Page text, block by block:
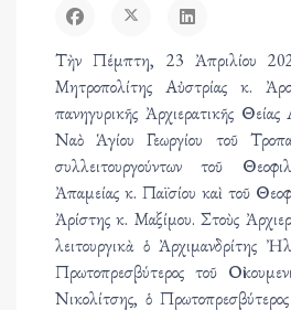
Τὴν Πέμπτη, 23 Ἀπριλίου
Μητροπολίτης Αὐστρίας κ.
πανηγυρικῆς Ἀρχιερατικῆς Θείας
Ναὸ Ἁγίου Γεωργίου τοῦ
συλλειτουργούντων τοῦ
Ἀπαμείας κ. Παϊσίου καὶ τοῦ
Ἀρίστης κ. Μαξίμου. Στοὺς
λειτουργικὰ ὁ Ἀρχιμανδρίτης
Πρωτοπρεσβύτερος τοῦ
Νικολίτσης, ὁ